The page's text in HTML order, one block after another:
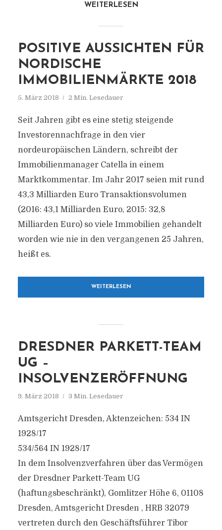
WEITERLESEN
POSITIVE AUSSICHTEN FÜR
NORDISCHE
IMMOBILIENMÄRKTE 2018
5. März 2018 2 Min. Lesedauer
Seit Jahren gibt es eine stetig steigende
Investorennachfrage in den vier
nordeuropäischen Ländern, schreibt der
Immobilienmanager Catella in einem
Marktkommentar. Im Jahr 2017 seien mit rund
43,3 Milliarden Euro Transaktionsvolumen
(2016: 43,1 Milliarden Euro, 2015: 32,8
Milliarden Euro) so viele Immobilien gehandelt
worden wie nie in den vergangenen 25 Jahren,
heißt es.
WEITERLESEN
DRESDNER PARKETT-TEAM
UG –
INSOLVENZERÖFFNUNG
9. März 2018 3 Min. Lesedauer
Amtsgericht Dresden, Aktenzeichen: 534 IN
1928/17
534/564 IN 1928/17
In dem Insolvenzverfahren über das Vermögen
der Dresdner Parkett-Team UG
(haftungsbeschränkt), Gomlitzer Höhe 6, 01108
Dresden, Amtsgericht Dresden , HRB 32079
vertreten durch den Geschäftsführer Tibor